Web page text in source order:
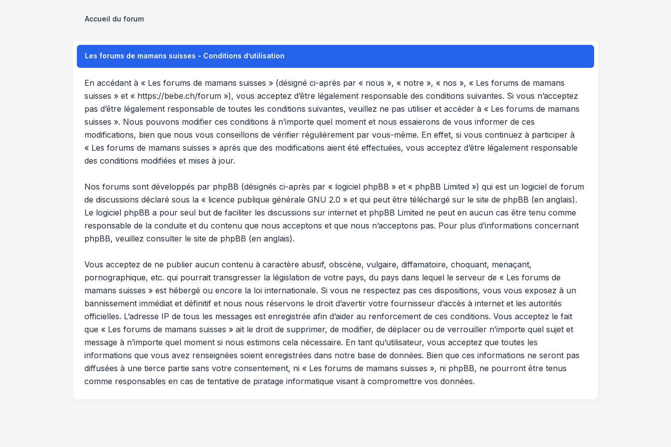
Accueil du forum
Les forums de mamans suisses - Conditions d’utilisation
En accédant à « Les forums de mamans suisses » (désigné ci-après par « nous », « notre », « nos », « Les forums de mamans
suisses » et « https://bebe.ch/forum »), vous acceptez d’être légalement responsable des conditions suivantes. Si vous n’acceptez
pas d’être légalement responsable de toutes les conditions suivantes, veuillez ne pas utiliser et accéder à « Les forums de mamans
suisses ». Nous pouvons modifier ces conditions à n’importe quel moment et nous essaierons de vous informer de ces
modifications, bien que nous vous conseillons de vérifier régulièrement par vous-même. En effet, si vous continuez à participer à
« Les forums de mamans suisses » après que des modifications aient été effectuées, vous acceptez d’être légalement responsable
des conditions modifiées et mises à jour.
Nos forums sont développés par phpBB (désignés ci-après par « logiciel phpBB » et « phpBB Limited ») qui est un logiciel de forum
de discussions déclaré sous la « licence publique générale GNU 2.0 » et qui peut être téléchargé sur le site de phpBB (en anglais).
Le logiciel phpBB a pour seul but de faciliter les discussions sur internet et phpBB Limited ne peut en aucun cas être tenu comme
responsable de la conduite et du contenu que nous acceptons et que nous n’acceptons pas. Pour plus d’informations concernant
phpBB, veuillez consulter le site de phpBB (en anglais).
Vous acceptez de ne publier aucun contenu à caractère abusif, obscène, vulgaire, diffamatoire, choquant, menaçant,
pornographique, etc. qui pourrait transgresser la législation de votre pays, du pays dans lequel le serveur de « Les forums de
mamans suisses » est hébergé ou encore la loi internationale. Si vous ne respectez pas ces dispositions, vous vous exposez à un
bannissement immédiat et définitif et nous nous réservons le droit d’avertir votre fournisseur d’accès à internet et les autorités
officielles. L’adresse IP de tous les messages est enregistrée afin d’aider au renforcement de ces conditions. Vous acceptez le fait
que « Les forums de mamans suisses » ait le droit de supprimer, de modifier, de déplacer ou de verrouiller n’importe quel sujet et
message à n’importe quel moment si nous estimons cela nécessaire. En tant qu’utilisateur, vous acceptez que toutes les
informations que vous avez renseignées soient enregistrées dans notre base de données. Bien que ces informations ne seront pas
diffusées à une tierce partie sans votre consentement, ni « Les forums de mamans suisses », ni phpBB, ne pourront être tenus
comme responsables en cas de tentative de piratage informatique visant à compromettre vos données.